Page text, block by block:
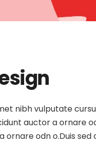
nibh vulputate
auctor a ornare
ornare odn o.Duis